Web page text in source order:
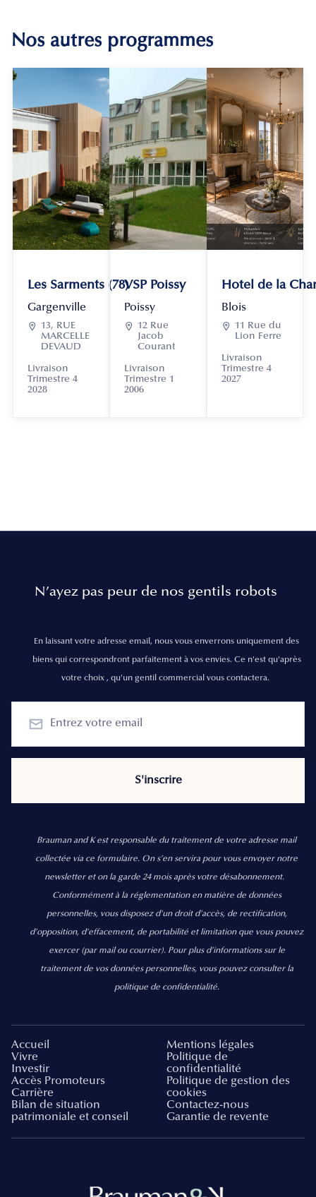
Nos autres programmes
Les Sarments (78)
Gargenville
 13, RUE
MARCELLE
DEVAUD
Livraison
Trimestre 4
2028
VSP Poissy
Poissy
 12 Rue
Jacob
Courant
Livraison
Trimestre 1
2006
Hotel de la
Blois
 11 Rue du
Lion Ferre
Livraison
Trimestre 4
2027
N’ayez pas peur de nos gentils robots
En laissant votre adresse email, nous vous enverrons uniquement des
biens qui correspondront parfaitement à vos envies. Ce n'est qu'après
votre choix , qu'un gentil commercial vous contactera.
Brauman and K est responsable du traitement de votre adresse mail
collectée via ce formulaire. On s’en servira pour vous envoyer notre
newsletter et on la garde 24 mois après votre désabonnement.
Conformément à la réglementation en matière de données
personnelles, vous disposez d'un droit d'accès, de rectification,
d’opposition, d’effacement, de portabilité et limitation que vous pouvez
exercer (par mail ou courrier). Pour plus d’informations sur le
traitement de vos données personnelles, vous pouvez consulter la
politique de confidentialité.
Accueil
Vivre
Investir
Accès Promoteurs
Carrière
Bilan de situation
patrimoniale et conseil
Mentions légales
Politique de
confidentialité
Politique de gestion des
cookies
Contactez-nous
Garantie de revente